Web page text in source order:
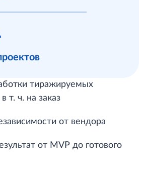
тиражируемых
т. ч. на заказ
от вендора
от MVP до готового